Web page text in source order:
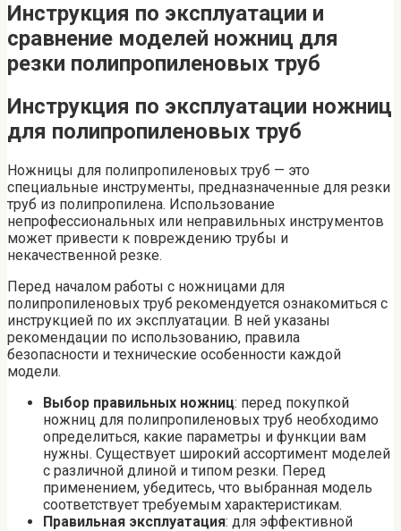
Инструкция по эксплуатации и
сравнение моделей ножниц для
резки полипропиленовых труб
Инструкция по эксплуатации ножниц
для полипропиленовых труб
Ножницы для полипропиленовых труб — это
специальные инструменты, предназначенные для резки
труб из полипропилена. Использование
непрофессиональных или неправильных инструментов
может привести к повреждению трубы и
некачественной резке.
Перед началом работы с ножницами для
полипропиленовых труб рекомендуется ознакомиться с
инструкцией по их эксплуатации. В ней указаны
рекомендации по использованию, правила
безопасности и технические особенности каждой
модели.
Выбор правильных ножниц: перед покупкой
ножниц для полипропиленовых труб необходимо
определиться, какие параметры и функции вам
нужны. Существует широкий ассортимент моделей
с различной длиной и типом резки. Перед
применением, убедитесь, что выбранная модель
соответствует требуемым характеристикам.
Правильная эксплуатация: для эффективной